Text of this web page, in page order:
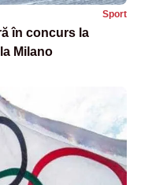
Sport
în concurs la
Milano